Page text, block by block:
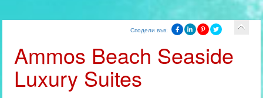
Сподели във:
Ammos Beach Seaside
Luxury Suites